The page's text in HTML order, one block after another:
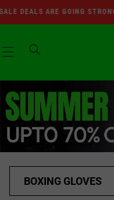
إلى
المحتوى
DEALS ARE GOING STRONG